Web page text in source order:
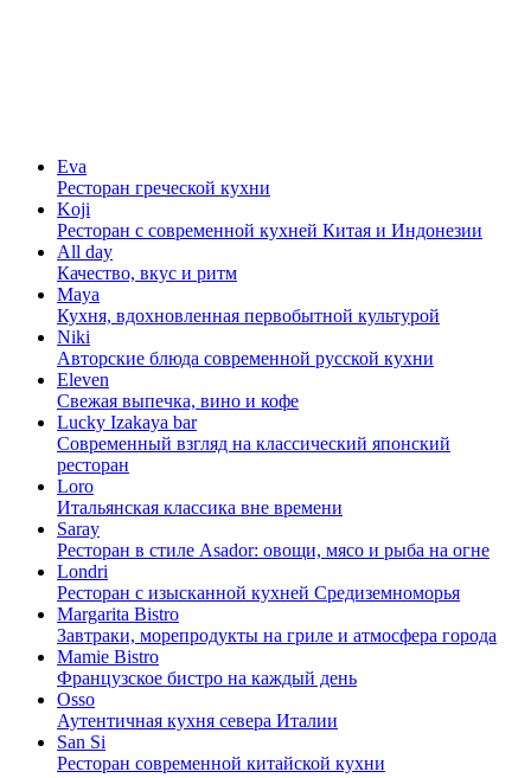
Eva
Ресторан греческой кухни
Koji
Ресторан с cовременной кухней Китая и Индонезии
All day
Качество, вкус и ритм
Maya
Кухня, вдохновленная первобытной культурой
Niki
Авторские блюда современной русской кухни
Eleven
Свежая выпечка, вино и кофе
Lucky Izakaya bar
Современный взгляд на классический японский
ресторан
Loro
Итальянская классика вне времени
Saray
Ресторан в стиле Asador: овощи, мясо и рыба на огне
Londri
Ресторан с изысканной кухней Средиземноморья
Margarita Bistro
Завтраки, морепродукты на гриле и атмосфера города
Mamie Bistro
Французское бистро на каждый день
Osso
Аутентичная кухня севера Италии
San Si
Ресторан современной китайской кухни